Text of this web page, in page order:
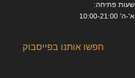
שעות פתיחה:
א'-ה' 10:00-21:00
חפשו אותנו בפייסבוק